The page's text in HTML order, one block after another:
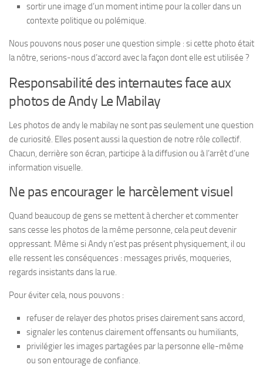
sortir une image d’un moment intime pour la coller dans un
contexte politique ou polémique.
Nous pouvons nous poser une question simple : si cette photo était
la nôtre, serions-nous d’accord avec la façon dont elle est utilisée ?
Responsabilité des internautes face aux
photos de Andy Le Mabilay
Les photos de andy le mabilay ne sont pas seulement une question
de curiosité. Elles posent aussi la question de notre rôle collectif.
Chacun, derrière son écran, participe à la diffusion ou à l’arrêt d’une
information visuelle.
Ne pas encourager le harcèlement visuel
Quand beaucoup de gens se mettent à chercher et commenter
sans cesse les photos de la même personne, cela peut devenir
oppressant. Même si Andy n’est pas présent physiquement, il ou
elle ressent les conséquences : messages privés, moqueries,
regards insistants dans la rue.
Pour éviter cela, nous pouvons :
refuser de relayer des photos prises clairement sans accord,
signaler les contenus clairement offensants ou humiliants,
privilégier les images partagées par la personne elle-même
ou son entourage de confiance.